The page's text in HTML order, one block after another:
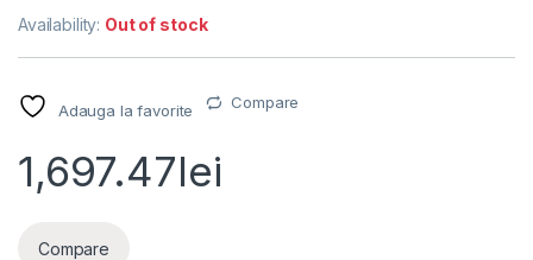
Availability: Out of stock
Adauga la favorite Compare
1,697.47lei
Compare